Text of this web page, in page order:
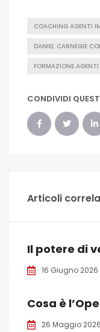
COACHING AGENTI
DANIEL CARNEGIE
FORMAZIONE
CONDIVIDI
Articoli
Il potere di
16 Giugno 2026
Cosa è
26 Maggio 2026